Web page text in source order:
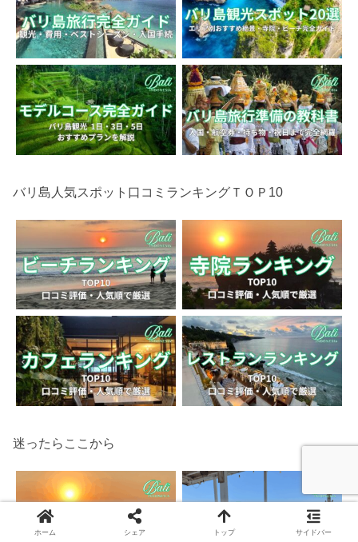
バリ島人気スポット口コミランキングＴＯＰ10
迷ったらここから
ホーム シェア トップ サイドバー